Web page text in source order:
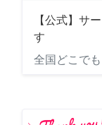
【公式】サ
す
全国どこでも